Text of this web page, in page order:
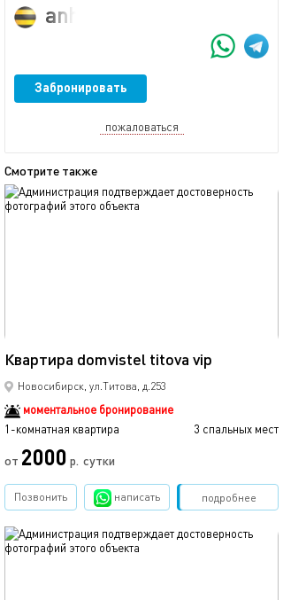
anhome54@yandex.ru
Забронировать
пожаловаться
Смотрите также
Квартира domvistel titova vip
Новосибирск, ул.Титова, д.253
моментальное бронирование
1-комнатная квартира
3 спальных мест
от 2000 р. сутки
обновлено 12.10.2025
подробнее
Позвонить написать Забронировать
обновлено 23.03.2026